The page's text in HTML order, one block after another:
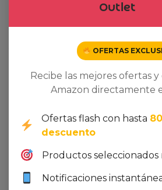
Obligatorio desde Enero
Alcance 1km, Resistente
al Agua, Datos Incluidos
hasta 2038
44,98€
Oferta de productos
Outlet
OFERTAS
Recibe las mejores ofertas
Amazon directamente
Ofertas flash con hasta
descuento
Productos
Notificaciones